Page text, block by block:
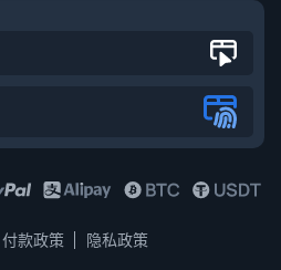
付款政策 隐私政策